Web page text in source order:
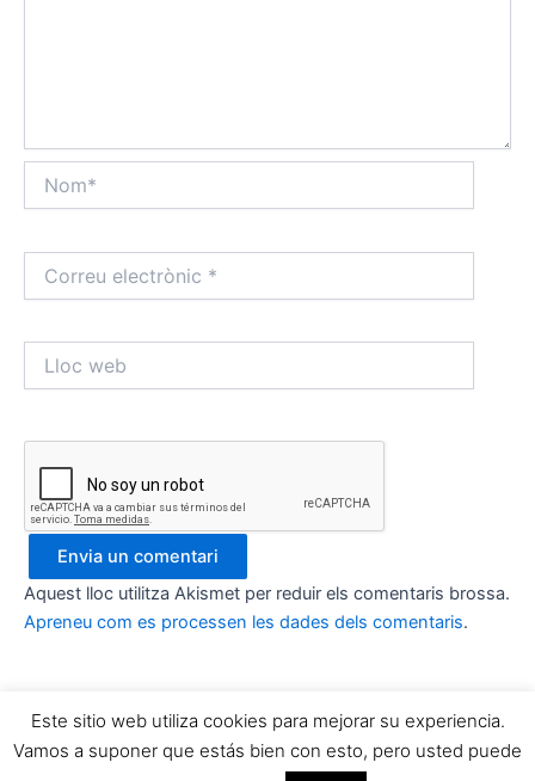
electrònic
web
Aquest lloc utilitza Akismet per reduir els comentaris brossa.
Apreneu com es processen les dades dels comentaris.
Copyright © 2026 Yo Quiero Ser Futbolista y TU ? | Powered by
Tema Astra del WordPress
Este sitio web utiliza cookies para mejorar su experiencia.
Vamos a suponer que estás bien con esto, pero usted puede